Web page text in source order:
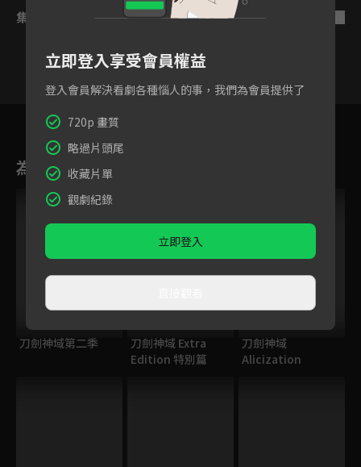
集數列表
為您推薦
刀劍神域第二季
刀劍神域 Extra
Edition 特別篇
刀劍神域
Alicization
立即登入享受會員權益
登入會員解決看劇各種惱人的事，我們為會員提供了
720p 畫質
略過片頭尾
收藏片單
觀劇紀錄
立即登入